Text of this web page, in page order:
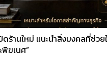
ร้านใหม่ แนะนำสิ่งมงคลที่ช่วย
พิฆเนศ”